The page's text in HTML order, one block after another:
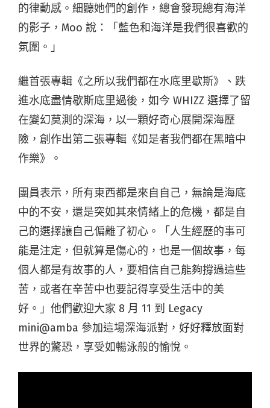
的律動感。細聽她們的創作，總會發現總有海洋
的影子，Moo 說：「藍色和海洋是我們很喜歡的
氛圍。」
繼首張專輯《之所以我們都在水底里歇斯》、跌
進水底盡情歇斯底里過後，如今 WHIZZ 選擇了留
在變幻莫測的深海，以一顆好奇心展開深海歷
險，創作出第二張專輯《如是者我們都在黑暗中
作樂》。
團員表示，所有東西都是來自自己，無論是海底
中的不安，還是突如其來情緒上的危機，都是自
己的選擇讓自己偏離了初心。「人生經歷的事可
能是注定，但就算是傷心的，也是一個故事，每
個人都是有故事的人，要相信自己能夠撐過這些
苦，或者在辛苦中也要記得享受生活中的美
好。」他們歡迎大家 8 月 11 到 Legacy
mini@amba 參加這場深海派對，好好釋放面對
世界的驚恐，享受如暢泳般的愉悅。